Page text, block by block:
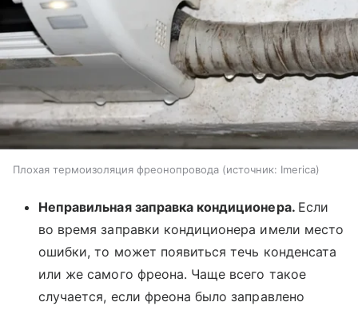
Плохая термоизоляция фреонопровода источник: Imerica
Неправильная заправка кондиционера. Если
во время заправки кондиционера имели место
ошибки, то может появиться течь конденсата
или же самого фреона. Чаще всего такое
случается, если фреона было заправлено